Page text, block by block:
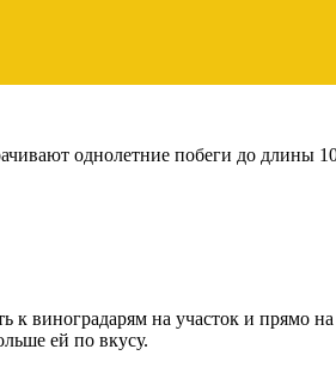
однолетние побеги до длины
к виноградарям на участок и прямо
ей по вкусу.